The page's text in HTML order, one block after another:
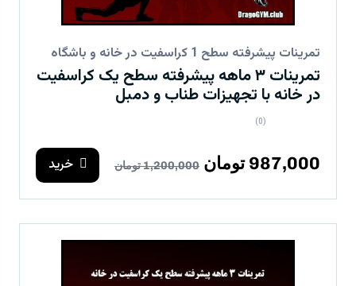
تمرینات پیشرفته سطح 1 کراسفیت در خانه و باشگاه
تمرینات ۳ ماهه پیشرفته سطح یک کراسفیت
در خانه با تجهیزات طناب و دمبل
(0)
987,000 تومان 1,200,000 تومان خرید